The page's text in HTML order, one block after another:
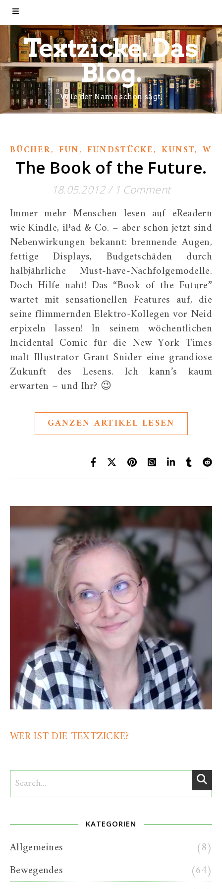
Textzicke. Das
Blog.
Wie der Name schon sagt.
BÜCHER, FUN, FUNDSTÜCKE, KUNST,
The Book of the Future.
18.05.2012/ 1 Comment
Immer mehr Menschen lesen auf eReadern
wie Kindle, iPad & Co. – aber schon jetzt sind
Nebenwirkungen bekannt: brennende Augen,
fettige Displays, Budgetschäden durch
halbjährliche Must-have-Nachfolgemodelle.
Doch Hilfe naht! Das “Book of the Future”
wartet mit sensationellen Features auf, die
seine flimmernden Elektro-Kollegen vor Neid
erpixeln lassen! In seinem wöchentlichen
Incidental Comic für die New York Times
malt Illustrator Grant Snider eine grandiose
Zukunft des Lesens. Ich kann’s kaum
erwarten – und Ihr? 😉
GANZEN ARTIKEL LESEN
WER IST DIE TEXTZICKE?
KATEGORIEN
Allgemeines
(8)
Bewegendes
(64)